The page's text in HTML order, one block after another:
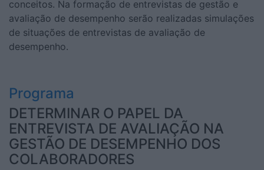
conceitos. Na formação de entrevistas de gestão e
avaliação de desempenho serão realizadas simulações
de situações de entrevistas de avaliação de
desempenho.
Programa
DETERMINAR O PAPEL DA
ENTREVISTA DE AVALIAÇÃO NA
GESTÃO DE DESEMPENHO DOS
COLABORADORES